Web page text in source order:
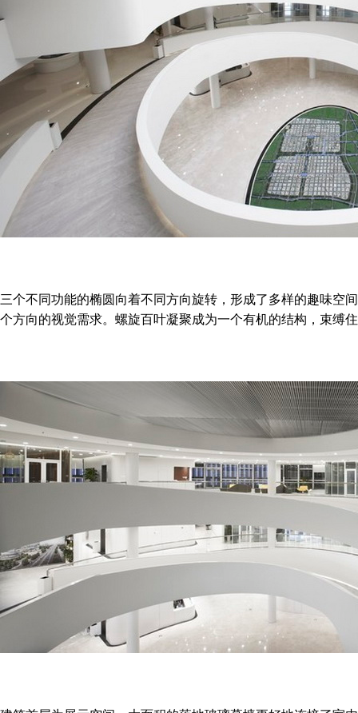
三个不同功能的椭圆向着不同方向旋转，形成了多样的趣味空
个方向的视觉需求。螺旋百叶凝聚成为一个有机的结构，束缚